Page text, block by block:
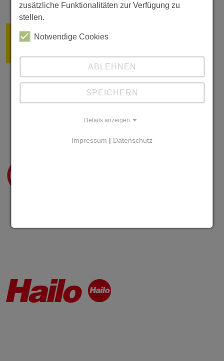
zusätzliche Funktionalitäten zur Verfügung zu
stellen.
Notwendige Cookies
ABLEHNEN
SPEICHERN
Details anzeigen
Impressum | Datenschutz